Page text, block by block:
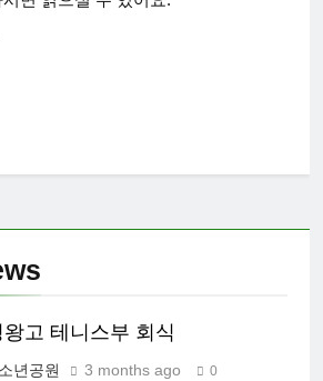
왕고 테니스부 회식
소년공원 3 months ago 0